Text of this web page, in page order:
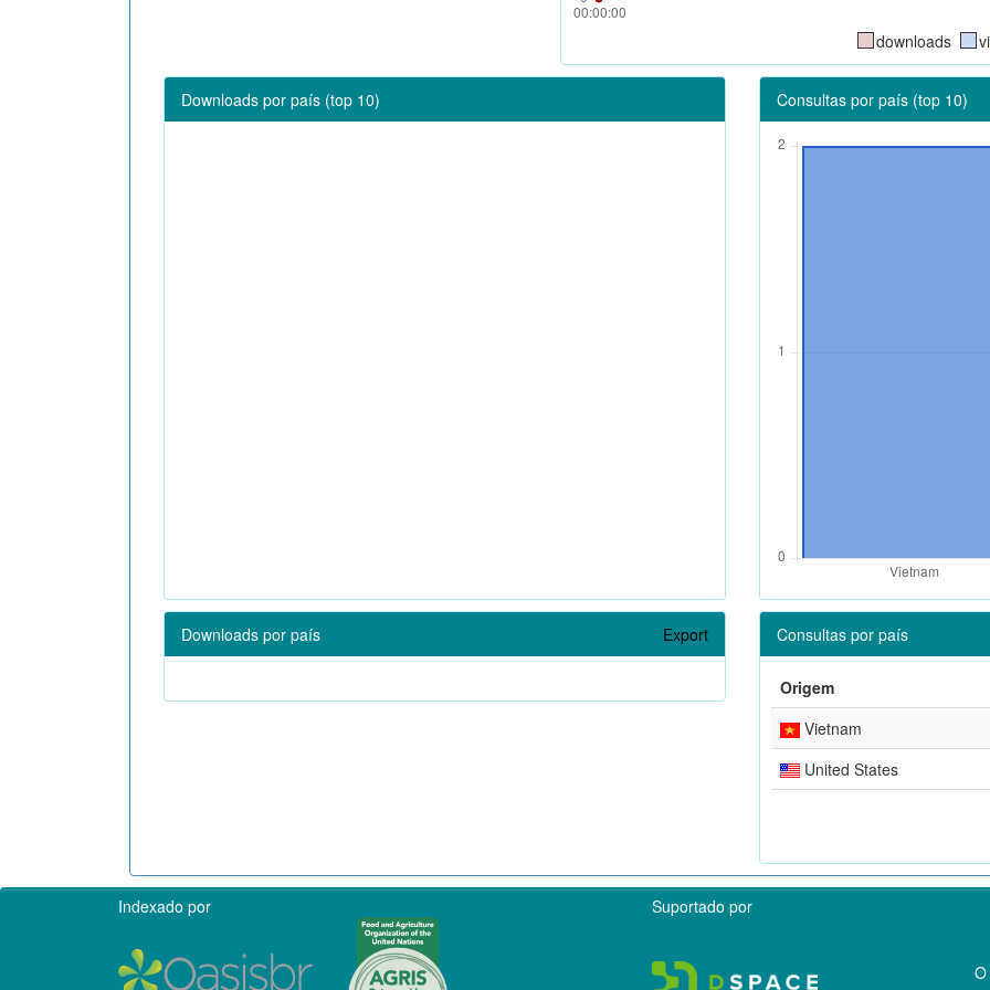
downloads
Downloads por país (top 10) Consultas por país (top 10)
Downloads por país Export Consultas por país
Origem
Vietnam
United States
Indexado por Suportado por